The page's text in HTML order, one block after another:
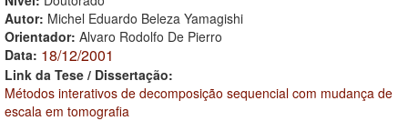
Autor: Michel Eduardo Beleza Yamagishi
Orientador: Alvaro Rodolfo De Pierro
Data: 18/12/2001
Link da Tese / Dissertação:
Métodos interativos de decomposição sequencial com mudança de
escala em tomografia